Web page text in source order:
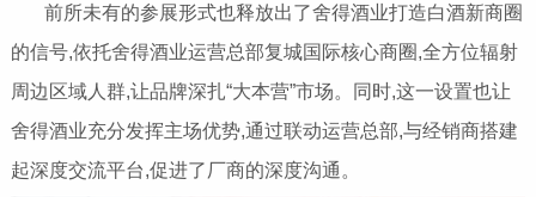
前所未有的参展形式也释放出了舍得酒业打造白酒新商圈
的信号,依托舍得酒业运营总部复城国际核心商圈,全方位辐射
周边区域人群,让品牌深扎“大本营”市场。同时,这一设置也让
舍得酒业充分发挥主场优势,通过联动运营总部,与经销商搭建
起深度交流平台,促进了厂商的深度沟通。